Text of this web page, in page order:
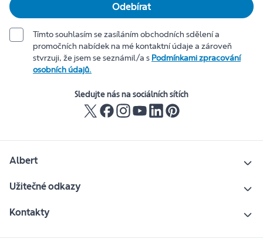
Odebírat
Tímto souhlasím se zasíláním obchodních sdělení a
promočních nabídek na mé kontaktní údaje a zároveň
stvrzuji, že jsem se seznámil/a s Podmínkami zpracování
osobních údajů.
Sledujte nás na sociálních sítích
Albert
Užitečné odkazy
Kontakty